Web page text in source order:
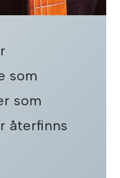
som
som
återfinns